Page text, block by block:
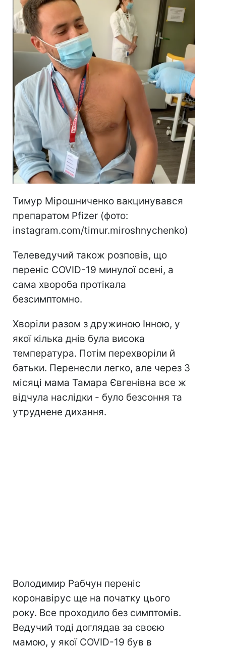
Тимур Мірошниченко вакцинувався
препаратом Pfizer (фото:
instagram.com/timur.miroshnychenko)
Телеведучий також розповів, що
переніс COVID-19 минулої осені, а
сама хвороба протікала
безсимптомно.
Хворіли разом з дружиною Інною, у
якої кілька днів була висока
температура. Потім перехворіли й
батьки. Перенесли легко, але через 3
місяці мама Тамара Євгенівна все ж
відчула наслідки - було безсоння та
утруднене дихання.
Володимир Рабчун переніс
коронавірус ще на початку цього
року. Все проходило без симптомів.
Ведучий тоді доглядав за своєю
мамою, у якої COVID-19 був в